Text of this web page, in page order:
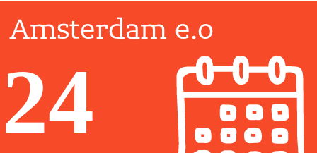
Amsterdam e.o
24